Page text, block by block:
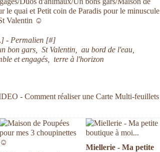
le quai et Petit coin de Paradis pour le minuscule
Valentin ☺
] - Permalien [#]
bon gars ,St Valentin ,au bord de l'eau
et engagés ,terre à l'horizon
- Comment réaliser une Carte Multi-feuillets
Miellerie - Ma petite